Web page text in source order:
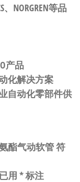
、NORGREN等品
产品
化解决方案
自动化零部件供
氨酯气动软管 符
用 *标注